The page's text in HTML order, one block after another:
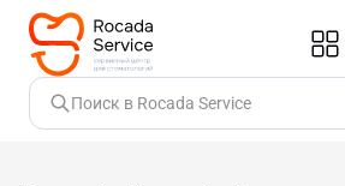
Поиск в Rocada Service